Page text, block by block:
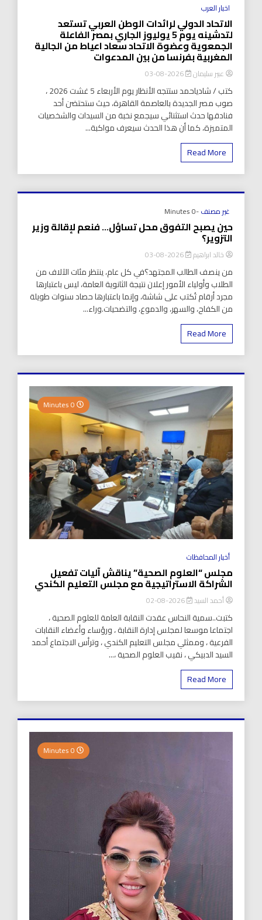
اخبار العرب
الاتحاد الدولي لرائدات الوطن العربي تستعد
لتدشينه يوم 5 يوليوز الجاري بمصر الفاعلة
الجمعوية وعضوة الاتحاد سعاد اعياط من الجالية
المغربية بفرنسا من بين المدعوات
عبير سليمان 2026-08-03
كتب / شادياحمد ستتجه الأنظار يوم الأربعاء 5 غشت 2026 ،
صوب مصر الجديدة بالعاصمة القاهرة، حيث ستحتضن أحد
فنادقها حدث استثنائي سيجمع نخبة من السيدات والشخصيات
المتميزة، كما أن هذا الحدث سيعرف مواكبة...
Read More
غير مصنف-0 Minutes
حين يصبح التفوق محل تساؤل… فنعم لإقالة وزير
التزوير؟
خالد ابراهيم 2026-08-03
من ينصف الطالب المجتهد؟في كل عام، ينتظر مئات الآلاف من
الطلاب وأولياء الأمور إعلان نتيجة الثانوية العامة، ليس باعتبارها
مجرد أرقام تُكتب على شاشة، وإنما باعتبارها حصاد سنوات طويلة
من الكفاح، والسهر، والدموع، والتضحيات.وراء...
Read More
أخبار المحافظات
مجلس “العلوم الصحية” يناقش آليات تفعيل
الشراكة الاستراتيجية مع مجلس التعليم الكندي
أحمد السيد 2026-08-02
كتبت..سمية النحاس عقدت النقابة العامة للعلوم الصحية ،
اجتماعا موسعا لمجلس إدارة النقابة ، ورؤساء وأعضاء النقابات
الفرعية ، وممثلي مجلس التعليم الكندي ، وترأس الاجتماع أحمد
السيد الدبيكي ، نقيب العلوم الصحية ،...
Read More